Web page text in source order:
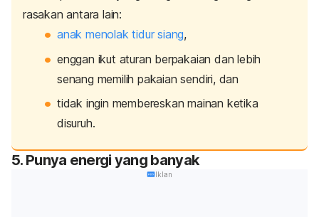
rasakan antara lain:
anak menolak tidur siang,
enggan ikut aturan berpakaian dan lebih
senang memilih pakaian sendiri, dan
tidak ingin membereskan mainan ketika
disuruh.
5. Punya energi yang banyak
Iklan